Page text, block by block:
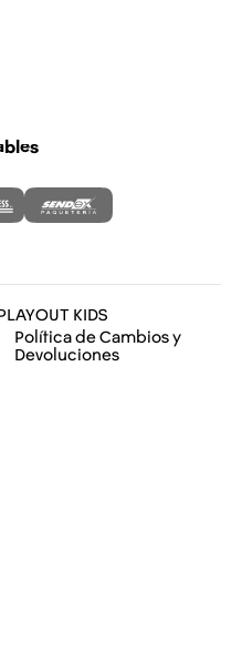
KIDS
Política de Cambios y
Devoluciones